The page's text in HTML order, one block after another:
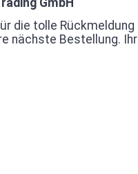
die tolle Rückmeldung
nächste Bestellung. Ihr